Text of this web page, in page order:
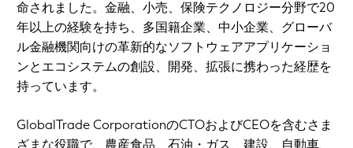
命されました。金融、小売、保険テクノロジー分野で20
年以上の経験を持ち、多国籍企業、中小企業、グローバ
ル金融機関向けの革新的なソフトウェアアプリケーショ
ンとエコシステムの創設、開発、拡張に携わった経歴を
持っています。
GlobalTrade CorporationのCTOおよびCEOを含むさま
ざまな役職で、農産食品、石油・ガス、建設、自動車、